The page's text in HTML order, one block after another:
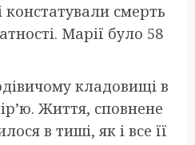
констатували смерть
Марії було 58
кладовищі в
Життя, сповнене
в тиші, як і все її